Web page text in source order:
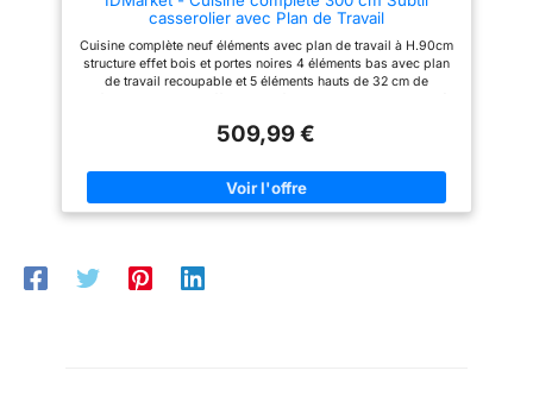
vous recevez un colis unique
inclus. L'installation des
meubles est facile et rapide
grâce à notre notice simple et
casserolier avec Plan de Travail
Cuisine complète neuf éléments avec plan de travail à H.90cm
structure effet bois et portes noires 4 éléments bas avec plan
de travail recoupable et 5 éléments hauts de 32 cm de
façades en PB - Plan de travail de 2,5 cm d'épaisseur 4
32 cm de profondeur + plan de travail
509,99 €